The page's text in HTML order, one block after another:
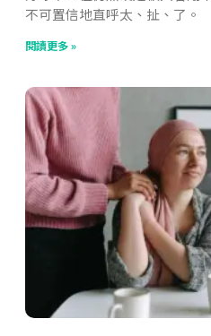
不可置信地直呼太、扯、了。
閱讀更多 »